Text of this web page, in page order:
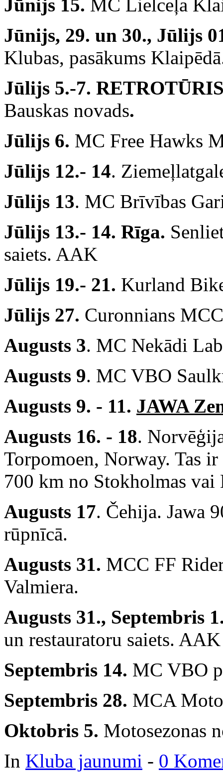
Jūnijs 15. MC Lielceļa
Jūnijs, 29. un 30., Jūlijs
Klubas, pasākums
Jūlijs 5.-7.
Bauskas novads.
Jūlijs 6. MC Free Hawks
Jūlijs 12.- 14.
Jūlijs 13. MC Brīvības
Jūlijs 13.- 14. Rīga.
saiets. AAK
Jūlijs 19.- 21. Kurland
Jūlijs 27. Curonnians
Augusts 3. MC Nekādi
Augusts 9. MC VBO
Augusts 9. - 11. JAWA
Augusts 16. - 18.
Torpomoen, Norway. Tas
700 km no Stokholmas vai
Augusts 17. Čehija. Jawa
rūpnīcā.
Augusts 31. MCC FF
Valmiera.
Augusts 31., Septembris
un restauratoru saiets. AAK
Septembris 14. MC VBO
Septembris 28. MCA
Oktobris 5. Motosezonas
In Kluba jaunumi - 0